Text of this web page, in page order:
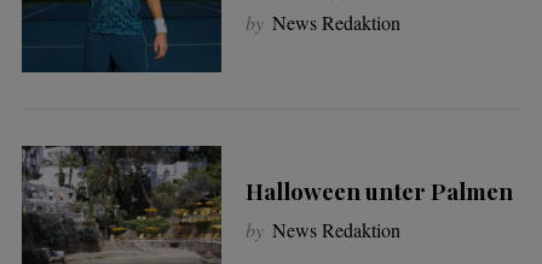
by News Redaktion
Halloween unter Palmen
by News Redaktion
S